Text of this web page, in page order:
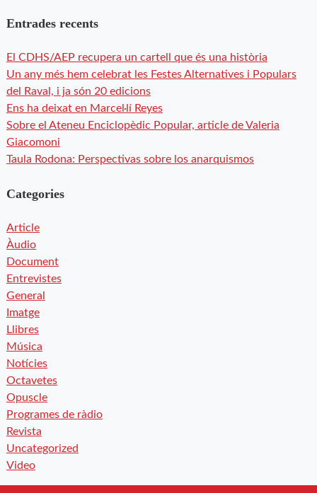
Entrades recents
El CDHS/AEP recupera un cartell que és una història
Un any més hem celebrat les Festes Alternatives i Populars
del Raval, i ja són 20 edicions
Ens ha deixat en Marcel·lí Reyes
Sobre el Ateneu Enciclopèdic Popular, article de Valeria
Giacomoni
Taula Rodona: Perspectivas sobre los anarquismos
Categories
Article
Àudio
Document
Entrevistes
General
Imatge
Llibres
Música
Notícies
Octavetes
Opuscle
Programes de ràdio
Revista
Uncategorized
Video